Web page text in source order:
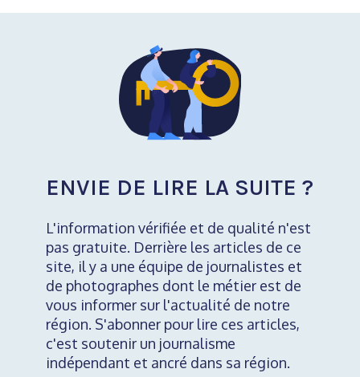
ENVIE DE LIRE LA SUITE ?
L'information vérifiée et de qualité n'est
pas gratuite. Derrière les articles de ce
site, il y a une équipe de journalistes et
de photographes dont le métier est de
vous informer sur l'actualité de notre
région. S'abonner pour lire ces articles,
c'est soutenir un journalisme
indépendant et ancré dans sa région.